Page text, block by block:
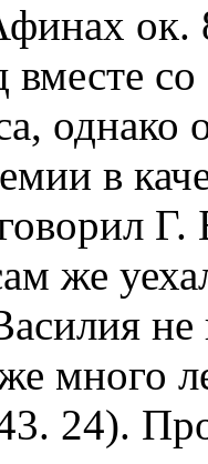
ок.
вместе
в
Г.
же
не
много
24).